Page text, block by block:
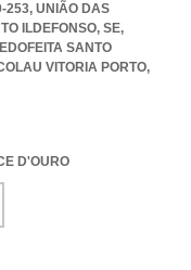
253, UNIÃO DAS
ILDEFONSO, SE,
SANTO
VITORIA PORTO,
D'OURO